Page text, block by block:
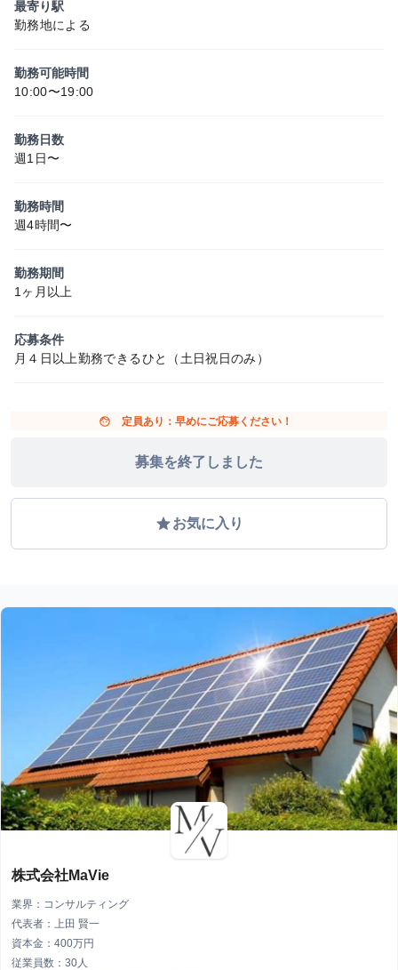
最寄り駅
勤務地による
勤務可能時間
10:00〜19:00
勤務日数
週1日〜
勤務時間
週4時間〜
勤務期間
1ヶ月以上
応募条件
月４日以上勤務できるひと（土日祝日のみ）
face 定員あり：早めにご応募ください！
募集を終了しました
gradeお気に入り
株式会社MaVie
業界：コンサルティング
代表者：上田 賢一
資本金：400万円
従業員数：30人